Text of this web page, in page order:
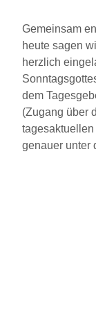
Gemeinsam
heute sagen
herzlich
dem
(Zugang über
genauer unter